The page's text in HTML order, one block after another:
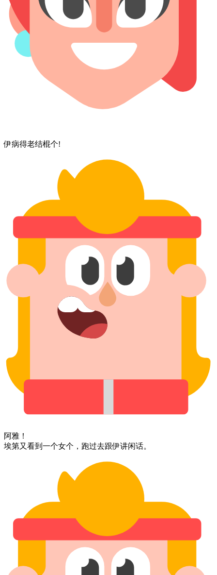
伊⁠病⁠得⁠老⁠结棍⁠个!
阿雅！
埃第⁠又⁠看到⁠一个⁠女个，⁠跑过去⁠跟伊⁠讲闲话。